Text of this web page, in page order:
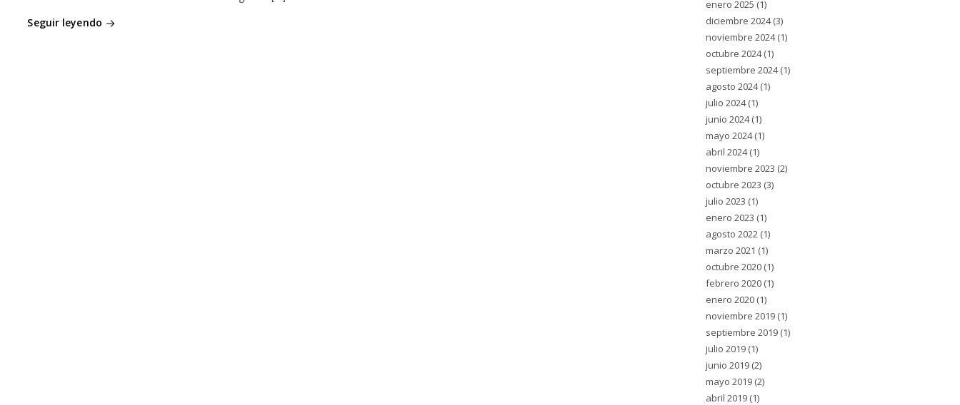
Seguir leyendo
enero 2025 (1)
diciembre 2024(3)
noviembre 2024(1)
octubre 2024(1)
septiembre 2024(1)
agosto 2024(1)
julio 2024(1)
junio 2024(1)
mayo 2024(1)
abril 2024(1)
noviembre 2023 (2)
octubre 2023 (3)
julio 2023 (1)
enero 2023 (1)
agosto 2022(1)
marzo 2021 (1)
octubre 2020(1)
febrero 2020(1)
enero 2020(1)
noviembre 2019(1)
septiembre 2019(1)
julio 2019(1)
junio 2019(2)
mayo 2019(2)
abril 2019(1)